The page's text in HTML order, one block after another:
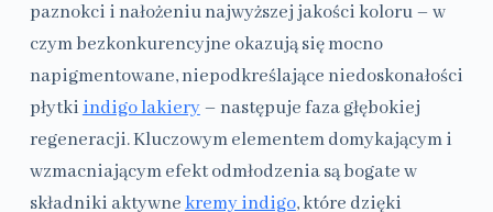
paznokci i nałożeniu najwyższej jakości koloru – w
czym bezkonkurencyjne okazują się mocno
napigmentowane, niepodkreślające niedoskonałości
płytkiindigo lakiery– następuje faza głębokiej
regeneracji. Kluczowym elementem domykającym i
wzmacniającym efekt odmłodzenia są bogate w
składniki aktywnekremy indigo, które dzięki